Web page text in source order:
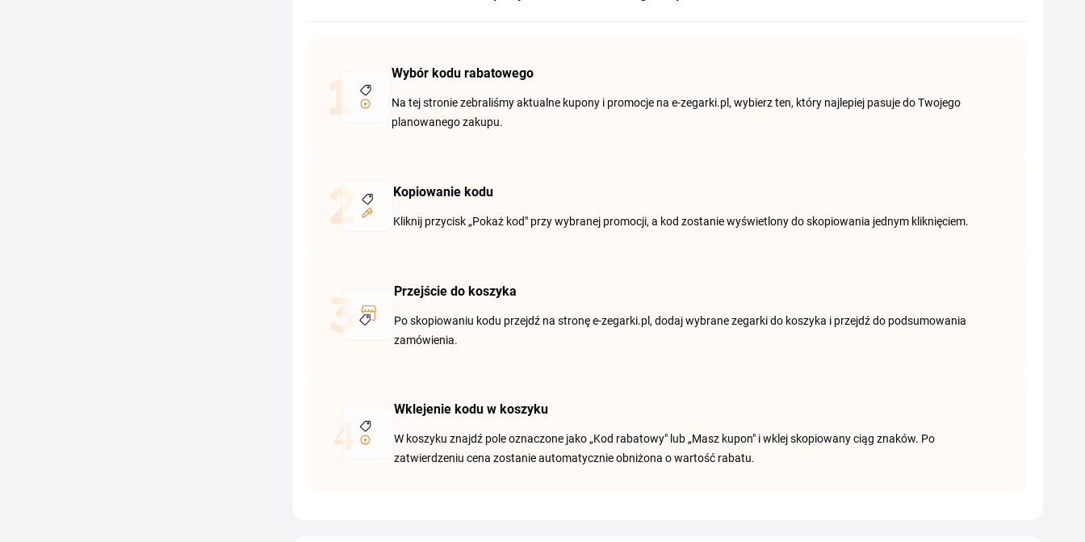
Wybór kodu rabatowego
Na tej stronie zebraliśmy aktualne kupony i promocje na e-zegarki.pl, wybierz ten, który najlepiej pasuje do Twojego
planowanego zakupu.
Kopiowanie kodu
Kliknij przycisk „Pokaż kod" przy wybranej promocji, a kod zostanie wyświetlony do skopiowania jednym kliknięciem.
Przejście do koszyka
Po skopiowaniu kodu przejdź na stronę e-zegarki.pl, dodaj wybrane zegarki do koszyka i przejdź do podsumowania
zamówienia.
Wklejenie kodu w koszyku
W koszyku znajdź pole oznaczone jako „Kod rabatowy" lub „Masz kupon" i wklej skopiowany ciąg znaków. Po
zatwierdzeniu cena zostanie automatycznie obniżona o wartość rabatu.